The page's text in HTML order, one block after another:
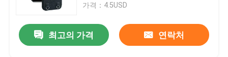
가격：4.5USD
최고의 가격 연락처